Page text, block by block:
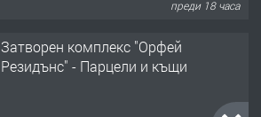
преди 18 часа
Затворен комплекс "Орфей
Резидънс" - Парцели и къщи